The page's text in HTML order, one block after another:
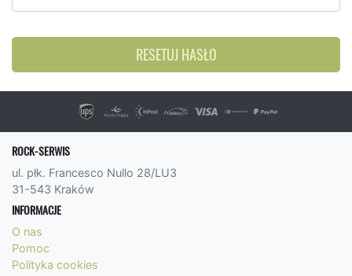
RESETUJ HASŁO
ROCK-SERWIS
ul. płk. Francesco Nullo 28/LU3
31-543 Kraków
INFORMACJE
O nas
Pomoc
Polityka cookies